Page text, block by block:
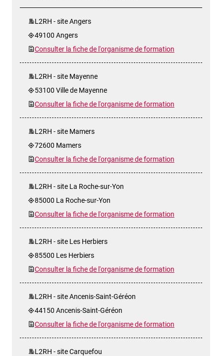
L2RH - site Angers
49100 Angers
Consulter la fiche de l'organisme de formation
L2RH - site Mayenne
53100 Ville de Mayenne
Consulter la fiche de l'organisme de formation
L2RH - site Mamers
72600 Mamers
Consulter la fiche de l'organisme de formation
L2RH - site La Roche-sur-Yon
85000 La Roche-sur-Yon
Consulter la fiche de l'organisme de formation
L2RH - site Les Herbiers
85500 Les Herbiers
Consulter la fiche de l'organisme de formation
L2RH - site Ancenis-Saint-Géréon
44150 Ancenis-Saint-Géréon
Consulter la fiche de l'organisme de formation
L2RH - site Carquefou